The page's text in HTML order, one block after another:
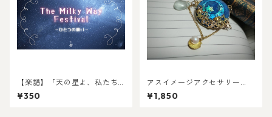
【楽譜】「天の星よ、私たち
は願う」in B／クラリネット用
メロディー譜【DL】
¥350
アスイメージアクセサリー
「祖国の記憶ブローチ」
¥1,850